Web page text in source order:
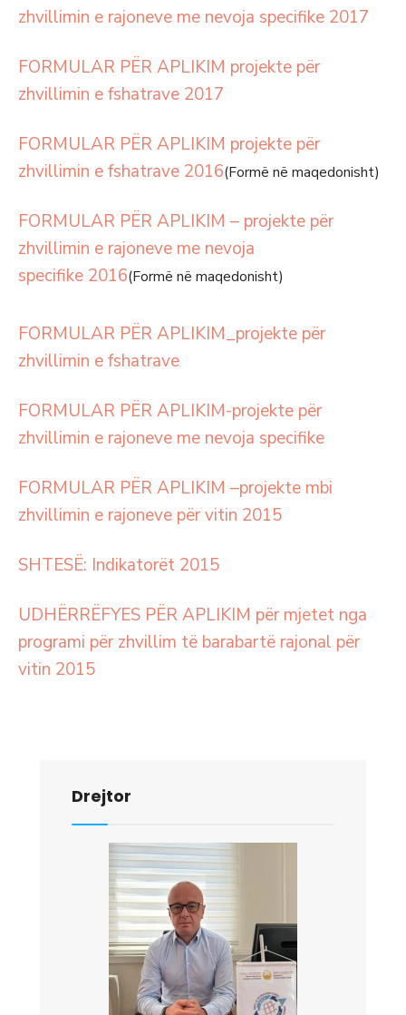
zhvillimin e rajoneve me nevoja specifike 2017
FORMULAR PËR APLIKIM projekte për
zhvillimin e fshatrave 2017
FORMULAR PËR APLIKIM projekte për
zhvillimin e fshatrave 2016(Formë në maqedonisht)
FORMULAR PËR APLIKIM – projekte për
zhvillimin e rajoneve me nevoja
specifike 2016(Formë në maqedonisht)
FORMULAR PËR APLIKIM_projekte për
zhvillimin e fshatrave
FORMULAR PËR APLIKIM-projekte për
zhvillimin e rajoneve me nevoja specifike
FORMULAR PËR APLIKIM –projekte mbi
zhvillimin e rajoneve për vitin 2015
SHTESË: Indikatorët 2015
UDHËRRËFYES PËR APLIKIM për mjetet nga
programi për zhvillim të barabartë rajonal për
vitin 2015
Drejtor